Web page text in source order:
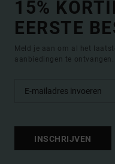
15%
EERSTE
Meld je aan om al het
aanbiedingen te ontvangen.
INSCHRIJVEN